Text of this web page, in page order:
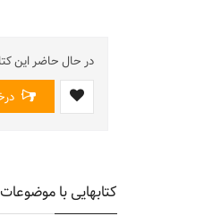
در حال حاضر این
کتابهایی با